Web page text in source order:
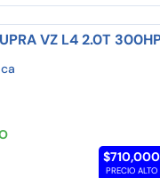
VZ L4 2.0T
$710,000
PRECIO ALTO